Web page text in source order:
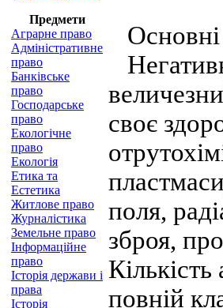
Предмети
Аграрне право
Адміністративне
право
Банківське
право
Господарське
право
Екологічне
право
Екологія
Етика та
Естетика
Житлове право
Журналістика
Земельне право
Інформаційне
право
Історія держави і
права
Історія
Основні
своє
поля,
зброя,
повній